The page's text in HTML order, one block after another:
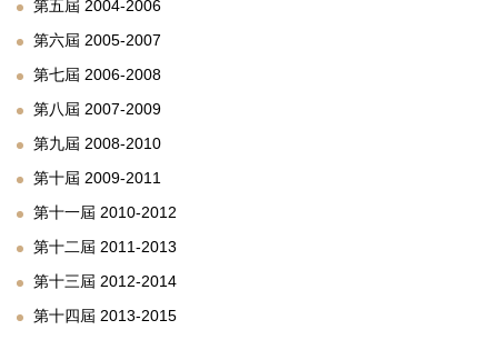
第五屆 2004-2006
第六屆 2005-2007
第七屆 2006-2008
第八屆 2007-2009
第九屆 2008-2010
第十屆 2009-2011
第十一屆 2010-2012
第十二屆 2011-2013
第十三屆 2012-2014
第十四屆 2013-2015